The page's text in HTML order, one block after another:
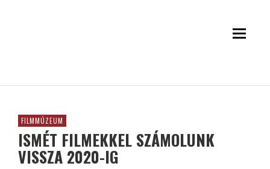
FILMMÚZEUM
ISMÉT FILMEKKEL SZÁMOLUNK
VISSZA 2020-IG